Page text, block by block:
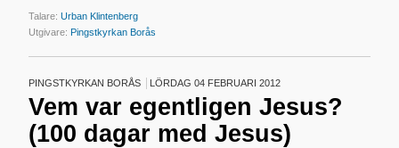
Talare:Urban Klintenberg
Utgivare:Pingstkyrkan Borås
PINGSTKYRKAN BORÅS LÖRDAG 04 FEBRUARI 2012
Vem var egentligen Jesus?
(100 dagar med Jesus)